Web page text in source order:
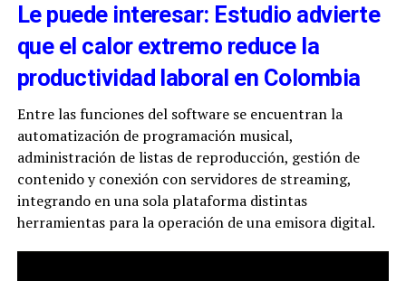
Le puede interesar: Estudio advierte
que el calor extremo reduce la
productividad laboral en Colombia
Entre las funciones del software se encuentran la
automatización de programación musical,
administración de listas de reproducción, gestión de
contenido y conexión con servidores de streaming,
integrando en una sola plataforma distintas
herramientas para la operación de una emisora digital.